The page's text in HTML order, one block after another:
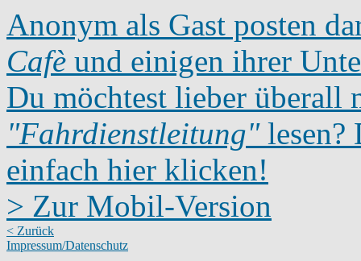
Anonym als Gast posten
Cafè und einigen ihrer
Du möchtest lieber überall
"Fahrdienstleitung"lesen?
einfach hier klicken!
> Zur Mobil-Version
< Zurück
Impressum/Datenschutz